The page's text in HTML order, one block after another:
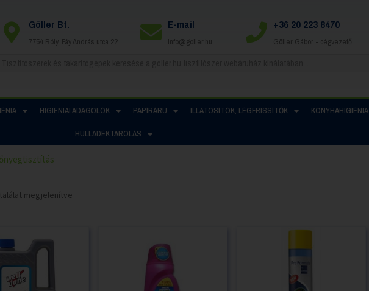
Göller Bt.
7754 Bóly, Fáy András utca 22.
E-mail
info@goller.hu
+36 20 223 8470
Göller Gábor - cégvezető
HIGIÉNIAI ADAGOLÓK PAPÍRÁRU ILLATOSÍTÓK, LÉGFRISSÍTŐK KONYHAHIGIÉNIA
HULLADÉKTÁROLÁS
megjelenítve